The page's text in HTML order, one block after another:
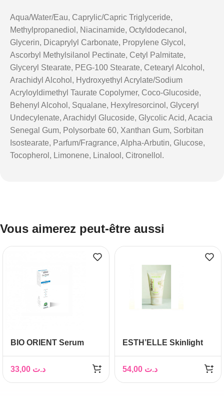
Aqua/Water/Eau, Caprylic/Capric Triglyceride,
Methylpropanediol, Niacinamide, Octyldodecanol,
Glycerin, Dicaprylyl Carbonate, Propylene Glycol,
Ascorbyl Methylsilanol Pectinate, Cetyl Palmitate,
Glyceryl Stearate, PEG-100 Stearate, Cetearyl Alcohol,
Arachidyl Alcohol, Hydroxyethyl Acrylate/Sodium
Acryloyldimethyl Taurate Copolymer, Coco-Glucoside,
Behenyl Alcohol, Squalane, Hexylresorcinol, Glyceryl
Undecylenate, Arachidyl Glucoside, Glycolic Acid, Acacia
Senegal Gum, Polysorbate 60, Xanthan Gum, Sorbitan
Isostearate, Parfum/Fragrance, Alpha-Arbutin, Glucose,
Tocopherol, Limonene, Linalool, Citronellol.
Vous aimerez peut-être aussi
BIO ORIENT Serum
50ml
د.ت
ESTH’ELLE Skinlight
د.ت